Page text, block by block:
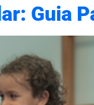
Guia